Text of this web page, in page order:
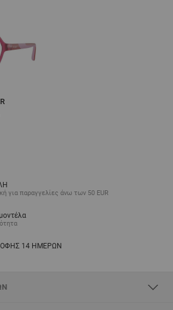
όσο
για παραγγελίες άνω των 50 EUR
14 ΗΜΕΡΩΝ